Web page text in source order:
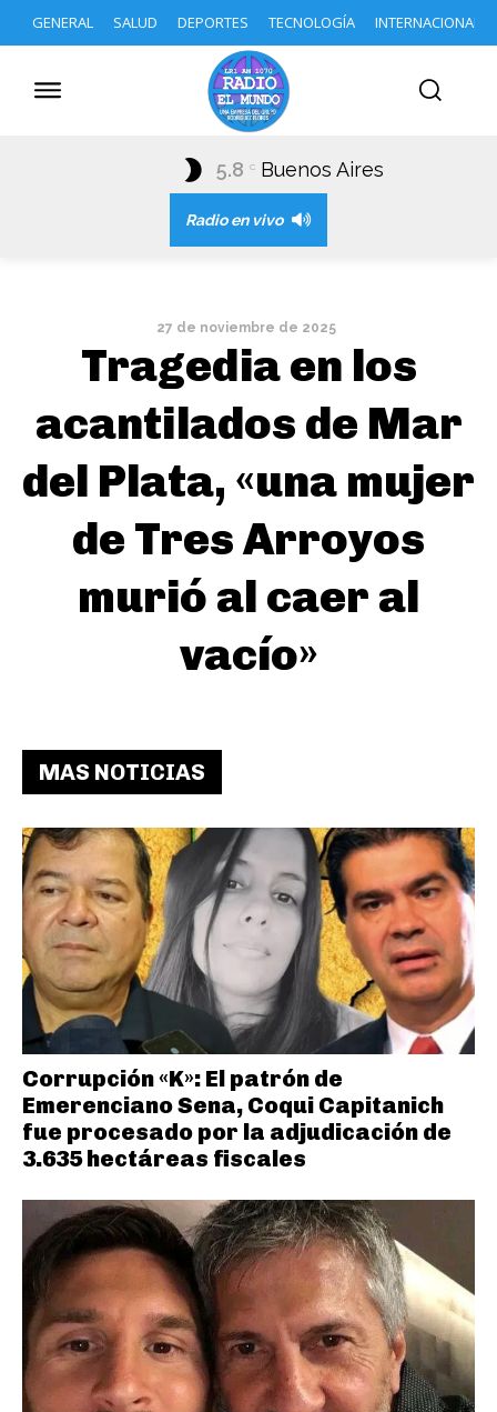
GENERAL SALUD DEPORTES TECNOLOGÍA INTERNACIONAL
5.8 C Buenos Aires
Radio en vivo
27 de noviembre de 2025
Tragedia en los
acantilados de Mar
del Plata, «una mujer
de Tres Arroyos
murió al caer al
vacío»
MAS NOTICIAS
Corrupción «K»: El patrón de
Emerenciano Sena, Coqui Capitanich
fue procesado por la adjudicación de
3.635 hectáreas fiscales